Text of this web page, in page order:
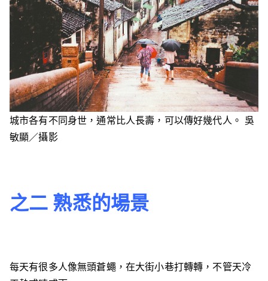
城市各有不同身世，通常比人長壽，可以傳好幾代人。 吳
敏顯／攝影
之二 熟悉的場景
每天有很多人像無頭蒼蠅，在大街小巷打轉轉，不管天冷